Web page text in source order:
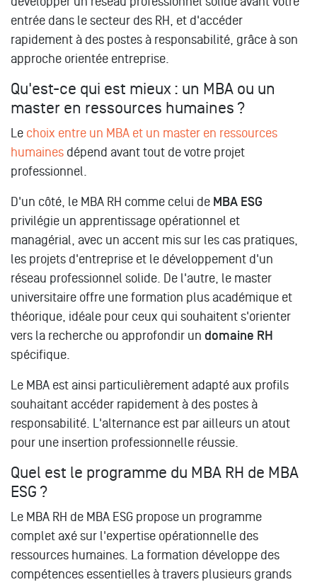
entrée dans le secteur des RH, et d'accéder
rapidement à des postes à responsabilité, grâce à son
approche orientée entreprise.
Qu'est-ce qui est mieux : un MBA ou un
master en ressources humaines ?
Le choix entre un MBA et un master en ressources
humaines dépend avant tout de votre projet
professionnel.
D'un côté, le MBA RH comme celui de MBA ESG
privilégie un apprentissage opérationnel et
managérial, avec un accent mis sur les cas pratiques,
les projets d'entreprise et le développement d'un
réseau professionnel solide. De l'autre, le master
universitaire offre une formation plus académique et
théorique, idéale pour ceux qui souhaitent s'orienter
vers la recherche ou approfondir un domaine RH
spécifique.
Le MBA est ainsi particulièrement adapté aux profils
souhaitant accéder rapidement à des postes à
responsabilité. L'alternance est par ailleurs un atout
pour une insertion professionnelle réussie.
Quel est le programme du MBA RH de MBA
ESG ?
Le MBA RH de MBA ESG propose un programme
complet axé sur l'expertise opérationnelle des
ressources humaines. La formation développe des
compétences essentielles à travers plusieurs grands